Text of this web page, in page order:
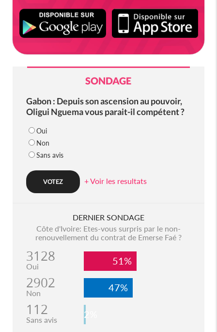
SONDAGE
Gabon : Depuis son ascension au pouvoir,
Oligui Nguema vous parait-il compétent ?
Oui
Non
Sans avis
+ Voir les resultats
DERNIER SONDAGE
Côte d'Ivoire: Etes-vous surpris par le non-
renouvellement du contrat de Emerse Faé ?
3128
Oui 51%
2902
Non 47%
112
Sans avis 2%